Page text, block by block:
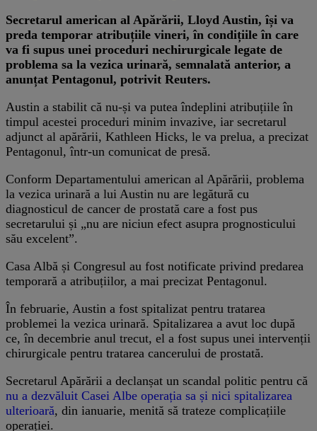
Secretarul american al Apărării, Lloyd Austin, își va
preda temporar atribuțiile vineri, în condițiile în care
va fi supus unei proceduri nechirurgicale legate de
problema sa la vezica urinară, semnalată anterior, a
anunțat Pentagonul, potrivit Reuters.
Austin a stabilit că nu-și va putea îndeplini atribuțiile în
timpul acestei proceduri minim invazive, iar secretarul
adjunct al apărării, Kathleen Hicks, le va prelua, a precizat
Pentagonul, într-un comunicat de presă.
Conform Departamentului american al Apărării, problema
la vezica urinară a lui Austin nu are legătură cu
diagnosticul de cancer de prostată care a fost pus
secretarului și „nu are niciun efect asupra prognosticului
său excelent”.
Casa Albă și Congresul au fost notificate privind predarea
temporară a atribuțiilor, a mai precizat Pentagonul.
În februarie, Austin a fost spitalizat pentru tratarea
problemei la vezica urinară. Spitalizarea a avut loc după
ce, în decembrie anul trecut, el a fost supus unei intervenții
chirurgicale pentru tratarea cancerului de prostată.
Secretarul Apărării a declanșat un scandal politic pentru că
nu a dezvăluit Casei Albe operația sa și nici spitalizarea
ulterioară, din ianuarie, menită să trateze complicațiile
operației.